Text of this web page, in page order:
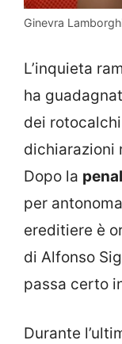
Ginevra
L’inquieta
ha
dei
dichiarazioni
Dopo la
per
ereditiere è
di Alfonso
passa certo
Durante